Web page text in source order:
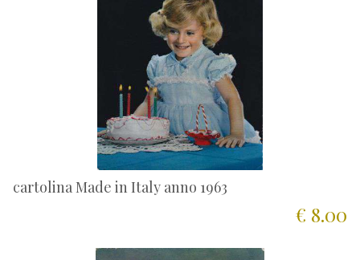
cartolina Made in Italy anno 1963
€ 8.00